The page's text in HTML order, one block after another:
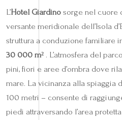
L’Hotel Giardino sorge nel cuore
versante meridionale dell’Isola
struttura a conduzione familiare
30 000 m² . L’atmosfera del
pini, fiori e aree d’ombra dove
mare. La vicinanza alla spiaggia
100 metri – consente di
piedi attraversando l’area